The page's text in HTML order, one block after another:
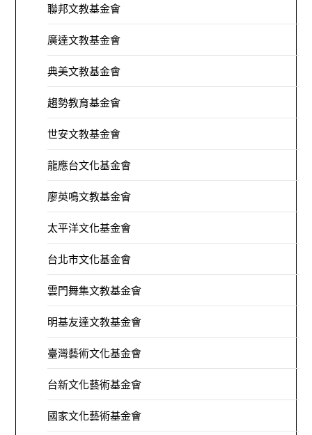
聯邦文教基金會
廣達文教基金會
典美文教基金會
趨勢教育基金會
世安文教基金會
龍應台文化基金會
廖英鳴文教基金會
太平洋文化基金會
台北市文化基金會
雲門舞集文教基金會
明基友達文教基金會
臺灣藝術文化基金會
台新文化藝術基金會
國家文化藝術基金會